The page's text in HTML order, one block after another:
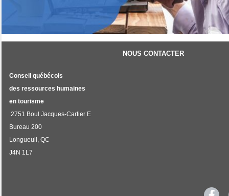
NOUS CONTACTER
Conseil québécois
des ressources humaines
en tourisme
2751 Boul Jacques-Cartier E
Bureau 200
Longueuil, QC
J4N 1L7